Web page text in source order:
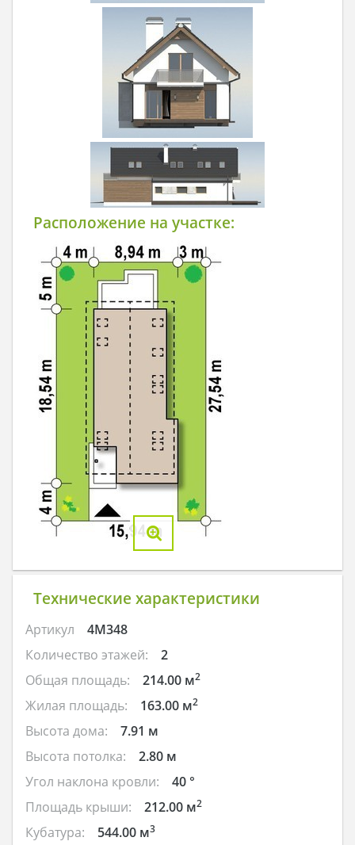
Расположение на участке:
Технические характеристики
Артикул
4M348
Количество этажей:
2
Общая площадь:
214.00 м2
Жилая площадь: 163.00 м2
Высота дома:
7.91 м
Высота потолка:
2.80 м
Угол наклона кровли:
40 °
Площадь крыши:
212.00 м2
Кубатура: 544.00 м3